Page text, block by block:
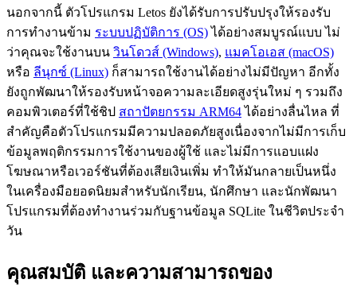
นอกจากนี้ ตัวโปรแกรม Letos ยังได้รับการปรับปรุงให้รองรับ
การทำงานข้าม ระบบปฏิบัติการ (OS)ได้อย่างสมบูรณ์แบบ ไม่
ว่าคุณจะใช้งานบน วินโดวส์ (Windows), แมคโอเอส (macOS)
หรือ ลีนุกซ์ (Linux) ก็สามารถใช้งานได้อย่างไม่มีปัญหา อีกทั้ง
ยังถูกพัฒนาให้รองรับหน้าจอความละเอียดสูงรุ่นใหม่ ๆ รวมถึง
คอมพิวเตอร์ที่ใช้ชิป สถาปัตยกรรม ARM64ได้อย่างลื่นไหล ที่
สำคัญคือตัวโปรแกรมมีความปลอดภัยสูงเนื่องจากไม่มีการเก็บ
ข้อมูลพฤติกรรมการใช้งานของผู้ใช้ และไม่มีการแอบแฝง
โฆษณาหรือเวอร์ชันที่ต้องเสียเงินเพิ่ม ทำให้มันกลายเป็นหนึ่ง
ในเครื่องมือยอดนิยมสำหรับนักเรียน, นักศึกษา และนักพัฒนา
โปรแกรมที่ต้องทำงานร่วมกับฐานข้อมูล SQLite ในชีวิตประจำ
วัน
คุณสมบัติ และความสามารถของ